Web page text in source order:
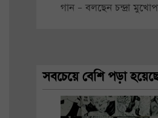
গান – বলছেন চন্দ্রা
সবচেয়ে বেশি পড়া